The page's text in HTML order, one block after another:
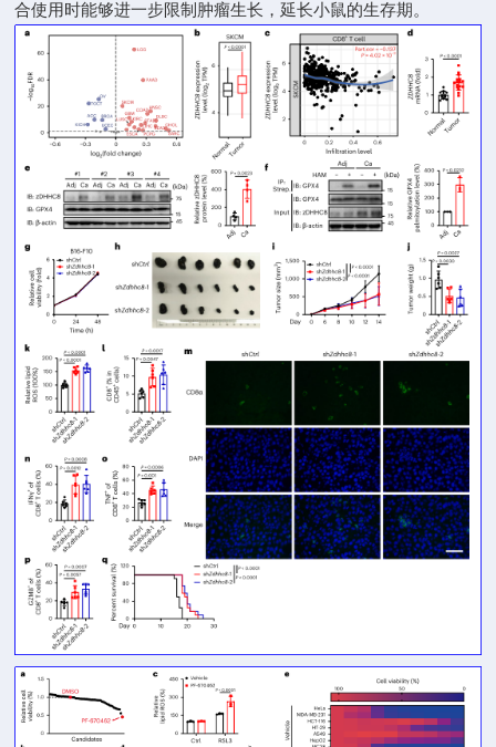
合使用时能够进一步限制肿瘤生长，延长小鼠的生存期。